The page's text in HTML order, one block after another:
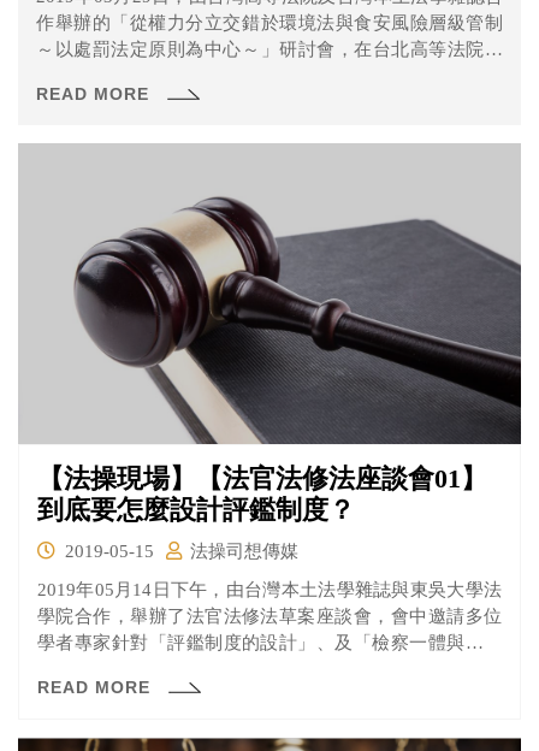
作舉辦的「從權力分立交錯於環境法與食安風險層級管制
～以處罰法定原則為中心～」研討會，在台北高等法院民
中的處罰規定予以介紹、交流。
READ MORE
【法操現場】【法官法修法座談會01】
到底要怎麼設計評鑑制度？
2019-05-15
法操司想傳媒
2019年05月14日下午，由台灣本土法學雜誌與東吳大學法
學院合作，舉辦了法官法修法草案座談會，會中邀請多位
學者專家針對「評鑑制度的設計」、及「檢察一體與檢察
關「評鑑制度的設計部分」的討論。
READ MORE